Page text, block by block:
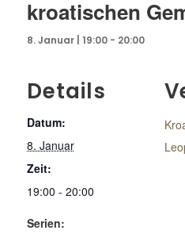
kroatischen
8. Januar | 19:00- 20:00
Details
Datum:
8. Januar
Zeit:
19:00 - 20:00
Serien: